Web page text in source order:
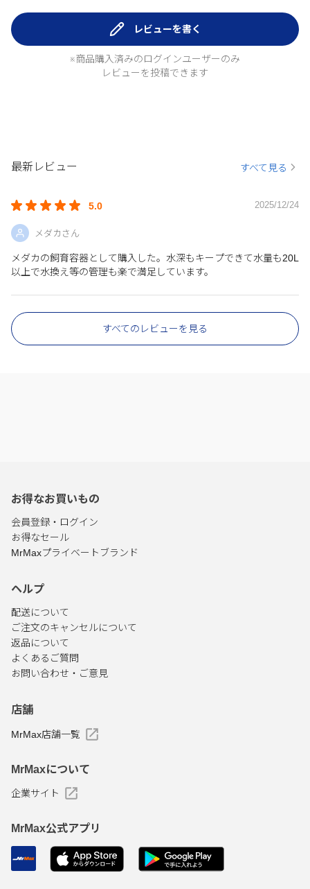
レビューを書く
※商品購入済みのログインユーザーのみ
レビューを投稿できます
最新レビュー すべて見る
5.0 2025/12/24
メダカさん
メダカの飼育容器として購入した。水深もキープできて水量も20L
以上で水換え等の管理も楽で満足しています。
すべてのレビューを見る
お得なお買いもの
会員登録・ログイン
お得なセール
MrMaxプライベートブランド
ヘルプ
配送について
ご注文のキャンセルについて
返品について
よくあるご質問
お問い合わせ・ご意見
店舗
MrMax店舗一覧
MrMaxについて
企業サイト
MrMax公式アプリ